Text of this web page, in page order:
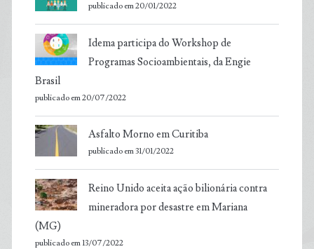
publicado em 20/01/2022
Idema participa do Workshop de
Programas Socioambientais, da Engie
Brasil
publicado em 20/07/2022
Asfalto Morno em Curitiba
publicado em 31/01/2022
Reino Unido aceita ação bilionária contra
mineradora por desastre em Mariana
(MG)
publicado em 13/07/2022